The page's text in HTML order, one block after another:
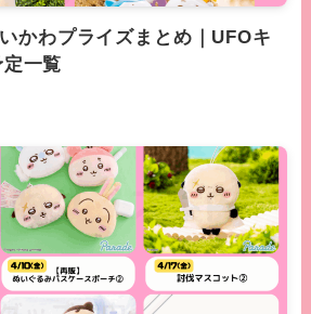
かわプライズまとめ｜UFOキ
一覧